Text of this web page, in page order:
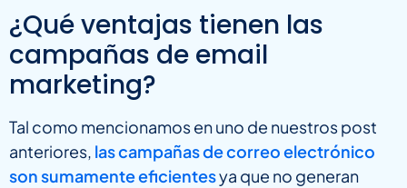
¿Qué ventajas tienen las
campañas de email
marketing?
Tal como mencionamos en uno de nuestros post
anteriores, las campañas de correo electrónico
son sumamente eficientesya que no generan